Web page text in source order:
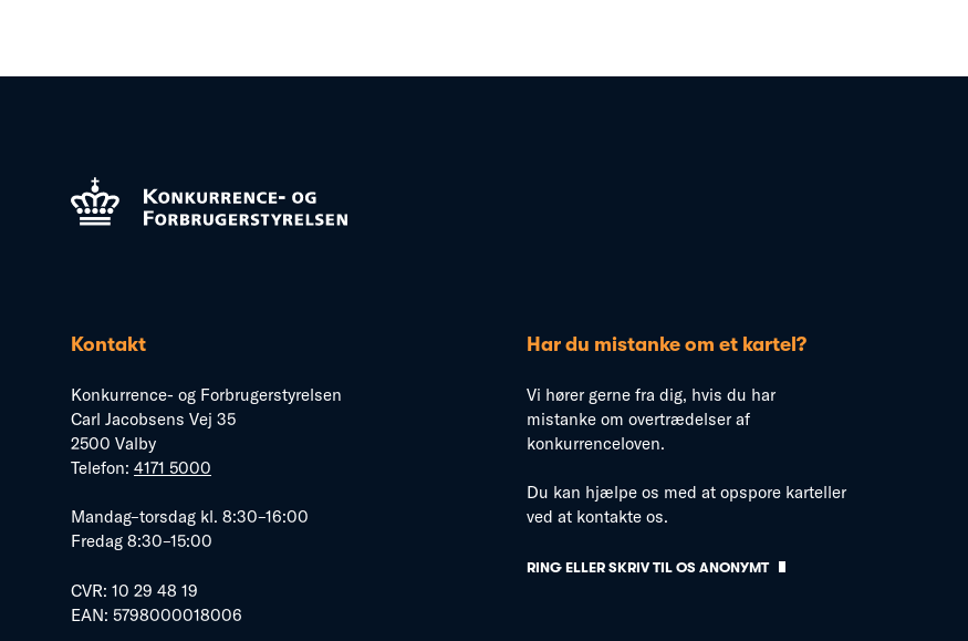
Kontakt
Konkurrence- og Forbrugerstyrelsen
Carl Jacobsens Vej 35
2500 Valby
Telefon: 4171 5000
Mandag–torsdag kl. 8:30–16:00
Fredag 8:30–15:00
CVR: 10 29 48 19
EAN: 5798000018006
Har du mistanke om et kartel?
Vi hører gerne fra dig, hvis du har
mistanke om overtrædelser af
konkurrenceloven.
Du kan hjælpe os med at opspore karteller
ved at kontakte os.
RING ELLER SKRIV TIL OS ANONYMT